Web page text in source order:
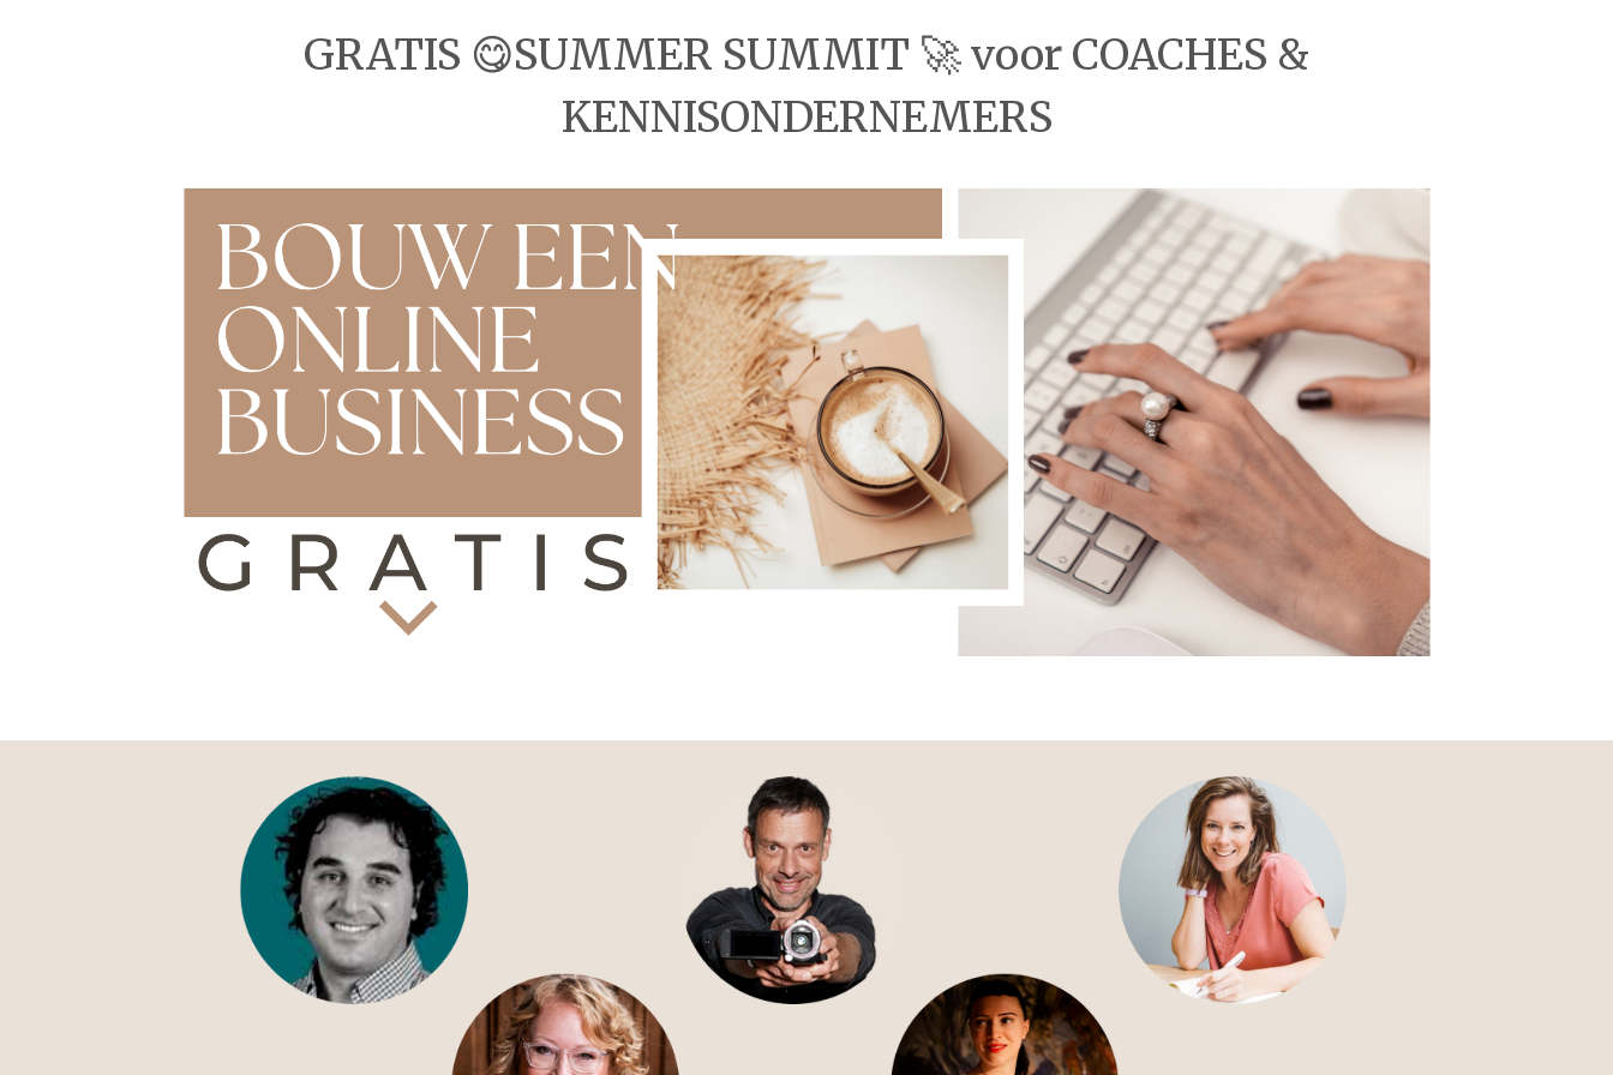
GRATIS 😋SUMMER SUMMIT 🚀 voor COACHES &
KENNISONDERNEMERS